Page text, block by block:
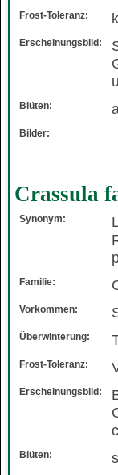
Frost-Toleranz:
Erscheinungsbild:
Blüten:
Bilder:
Crassula
Synonym:
Familie:
Vorkommen:
Überwinterung:
Frost-Toleranz:
Erscheinungsbild:
Blüten: